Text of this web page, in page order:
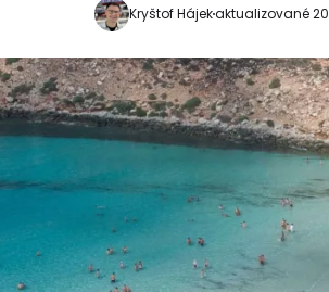
Kryštof Hájekaktualizované